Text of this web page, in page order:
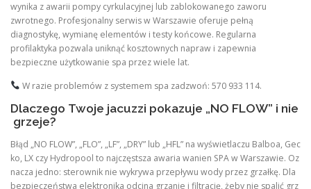
wynika z awarii pompy cyrkulacyjnej lub zablokowanego zaworu
zwrotnego. Profesjonalny serwis w Warszawie oferuje pełną
diagnostykę, wymianę elementów i testy końcowe. Regularna
profilaktyka pozwala uniknąć kosztownych napraw i zapewnia
bezpieczne użytkowanie spa przez wiele lat.
W razie problemów z systemem spa zadzwoń: 570 933 114.
Dlaczego Twoje jacuzzi pokazuje „NO FLOW” i nie
grzeje?
Błąd „NO FLOW”, „FLO”, „LF”, „DRY” lub „HFL” na wyświetlaczu Balboa, Gec
ko, LX czy Hydropool to najczęstsza awaria wanien SPA w Warszawie. Oz
nacza jedno: sterownik nie wykrywa przepływu wody przez grzałkę. Dla
bezpieczeństwa elektronika odcina grzanie i filtrację, żeby nie spalić grz